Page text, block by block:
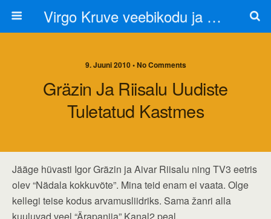
Virgo Kruve veebikodu ja blogi
9. Juuni 2010 • No Comments
Gräzin Ja Riisalu Uudiste
Tuletatud Kastmes
Jääge hüvasti Igor Gräzin ja Aivar Riisalu ning TV3 eetris
olev “Nädala kokkuvõte”. Mina teid enam ei vaata. Olge
kellegi teise kodus arvamusliidriks. Sama žanri alla